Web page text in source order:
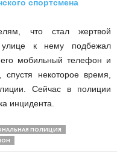
спортсмена
что стал жертвой
к нему подбежал
мобильный телефон и
спустя некоторое время,
Сейчас в полиции
инцидента.
ПОЛИЦИЯ